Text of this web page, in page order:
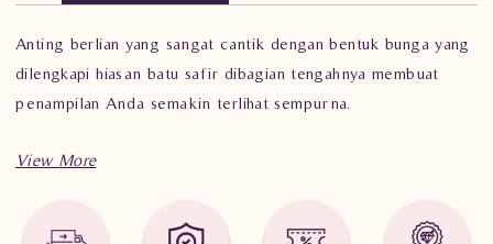
Anting berlian yang sangat cantik dengan bentuk bunga yang
dilengkapi hiasan batu safir dibagian tengahnya membuat
penampilan Anda semakin terlihat sempurna.